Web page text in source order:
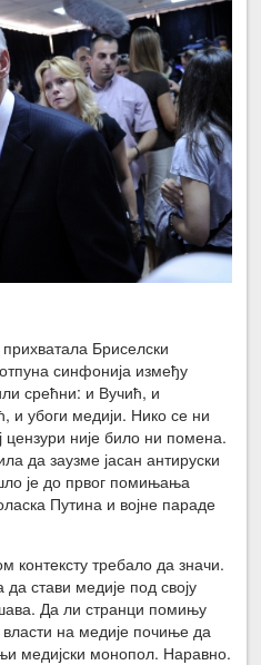
Бриселски
синфонија између
срећни: и Вучић, и
и убоги медији. Нико се ни
цензури није било ни помена.
да заузме јасан антируски
је до првог помињања
Путина и војне параде
контексту требало да значи.
стави медије под своју
Да ли странци помињу
на медије почиње да
медијски монопол. Наравно.